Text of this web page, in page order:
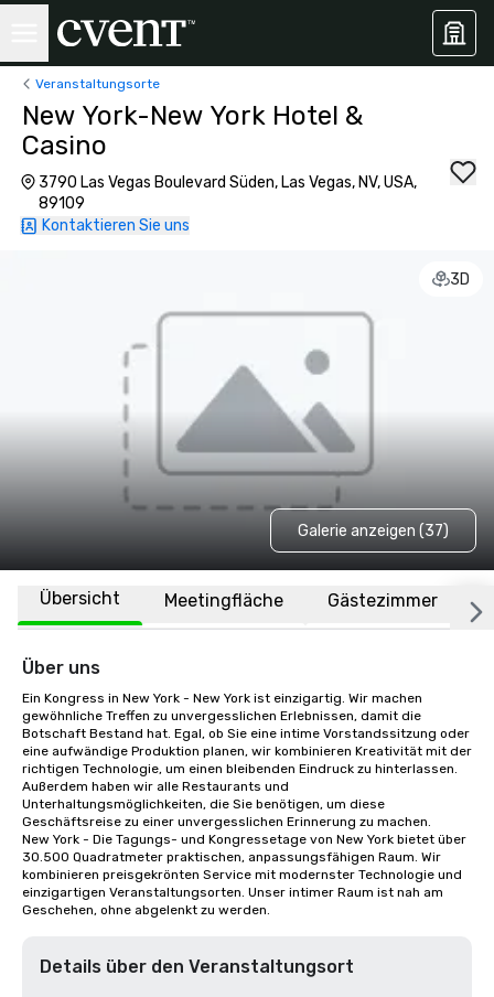
Veranstaltungsorte
New York-New York Hotel &
Casino
3790 Las Vegas Boulevard Süden, Las Vegas, NV, USA,
89109
Kontaktieren Sie uns
3D
Galerie anzeigen (37)
Übersicht Meetingfläche Gästezimmer
Über uns
Ein Kongress in New York - New York ist einzigartig. Wir machen
gewöhnliche Treffen zu unvergesslichen Erlebnissen, damit die
Botschaft Bestand hat. Egal, ob Sie eine intime Vorstandssitzung oder
eine aufwändige Produktion planen, wir kombinieren Kreativität mit der
richtigen Technologie, um einen bleibenden Eindruck zu hinterlassen.
Außerdem haben wir alle Restaurants und
Unterhaltungsmöglichkeiten, die Sie benötigen, um diese
Geschäftsreise zu einer unvergesslichen Erinnerung zu machen.
New York - Die Tagungs- und Kongressetage von New York bietet über
30.500 Quadratmeter praktischen, anpassungsfähigen Raum. Wir
kombinieren preisgekrönten Service mit modernster Technologie und
einzigartigen Veranstaltungsorten. Unser intimer Raum ist nah am
Geschehen, ohne abgelenkt zu werden.
Details über den Veranstaltungsort